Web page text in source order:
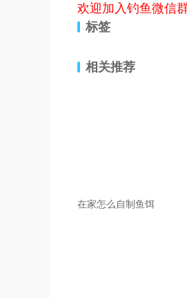
欢迎加入钓鱼微信
标签
相关推荐
在家怎么自制鱼饵